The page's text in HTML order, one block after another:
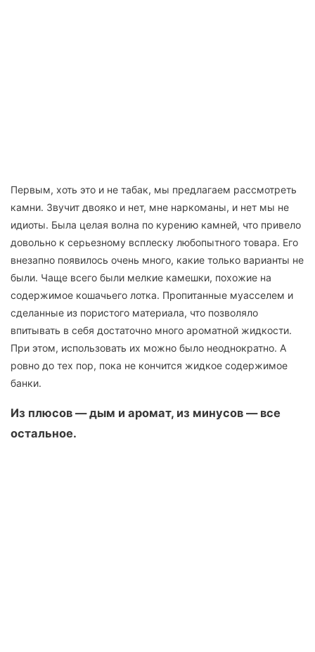
Первым, хоть это и не табак, мы предлагаем рассмотреть
камни. Звучит двояко и нет, мне наркоманы, и нет мы не
идиоты. Была целая волна по курению камней, что привело
довольно к серьезному всплеску любопытного товара. Его
внезапно появилось очень много, какие только варианты не
были. Чаще всего были мелкие камешки, похожие на
содержимое кошачьего лотка. Пропитанные муасселем и
сделанные из пористого материала, что позволяло
впитывать в себя достаточно много ароматной жидкости.
При этом, использовать их можно было неоднократно. А
ровно до тех пор, пока не кончится жидкое содержимое
банки.
Из плюсов — дым и аромат, из минусов — все
остальное.